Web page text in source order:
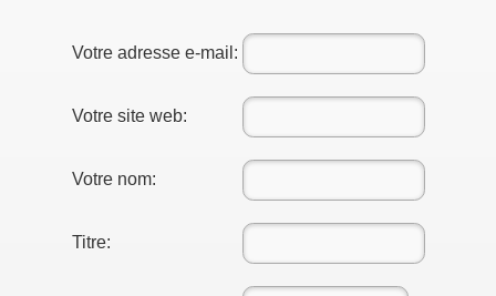
Votre adresse e-mail:
Votre site web:
Votre nom:
Titre: